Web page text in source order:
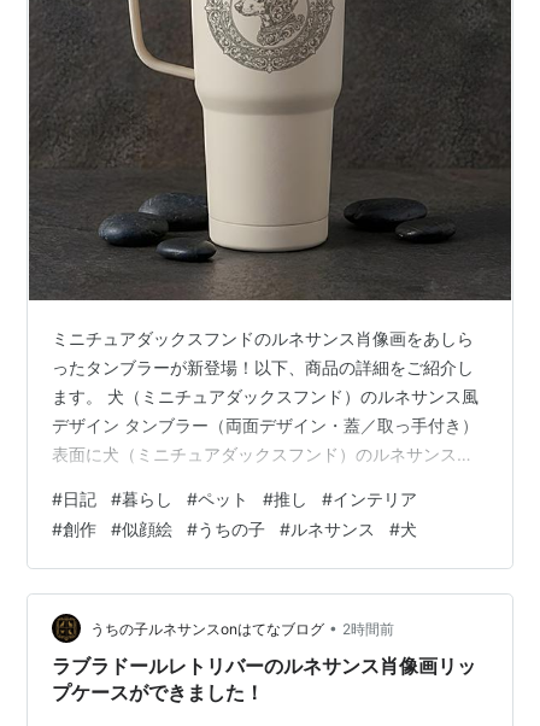
ミニチュアダックスフンドのルネサンス肖像画をあしら
ったタンブラーが新登場！以下、商品の詳細をご紹介し
ます。 犬（ミニチュアダックスフンド）のルネサンス風
デザイン タンブラー（両面デザイン・蓋／取っ手付き）
表面に犬（ミニチュアダックスフンド）のルネサンス
体）をあしらった、保温・保冷タンブラーです。毎日の
一杯を、うちの子と過ごす特別な時間に変えてくれま
す。 ◆ セット内容・タンブラー本体 ×1（フタ付き・取
っ手付き） ◆ サイズ・仕様・サイズ: 約 幅11.8 × 奥行9
× 高さ17.8cm・容量: 約550ml（目安）・素材: ステンレ
ス／保…
#日記 #暮らし #ペット #推し #インテリア
#創作 #似顔絵 #うちの子 #ルネサンス #犬
うちの子ルネサンスonはてなブログ • 2時間前
ラブラドールレトリバーのルネサンス肖像画リッ
プケースができました！